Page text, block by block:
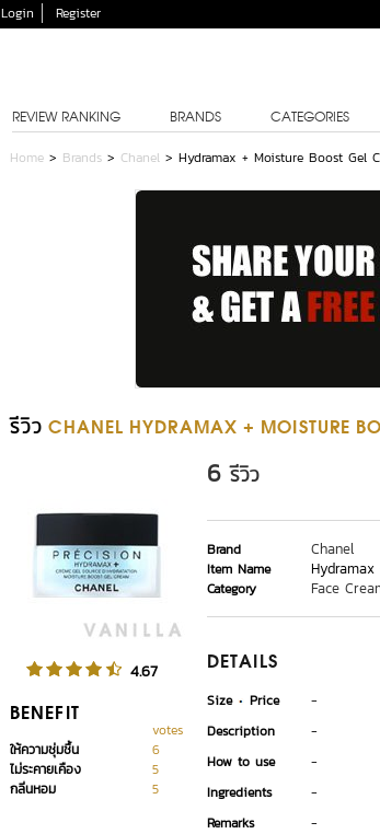
Login Register
REVIEW RANKING BRANDS CATEGORIES
Home > Brands > Chanel > Hydramax + Moisture Boost Gel
รีวิว CHANEL HYDRAMAX + MOISTURE
4.67
BENEFIT
votes
ให้ความชุ่มชื้น
6
ไม่ระคายเคือง
5
กลิ่นหอม
5
6 รีวิว
Brand Chanel
Item Name
Category Face
DETAILS
Size Price
-
Description
-
How to use
-
Ingredients
-
Remarks
-